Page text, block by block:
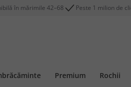
în mărimile 42–68 Peste 1 milion de
Premium Rochii